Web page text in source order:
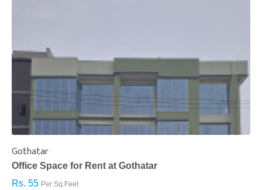
Gothatar
Office Space for Rent at Gothatar
Rs. 55 Per Sq.Feet